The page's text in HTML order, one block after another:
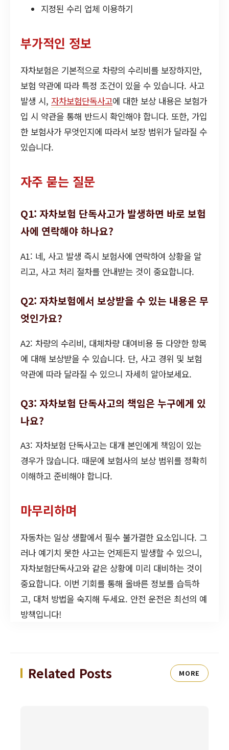
지정된 수리 업체 이용하기
부가적인 정보
자차보험은 기본적으로 차량의 수리비를 보장하지만,
보험 약관에 따라 특정 조건이 있을 수 있습니다. 사고
발생 시, 자차보험단독사고에 대한 보상 내용은 보험가
입 시 약관을 통해 반드시 확인해야 합니다. 또한, 가입
한 보험사가 무엇인지에 따라서 보장 범위가 달라질 수
있습니다.
자주 묻는 질문
Q1: 자차보험 단독사고가 발생하면 바로 보험
사에 연락해야 하나요?
A1: 네, 사고 발생 즉시 보험사에 연락하여 상황을 알
리고, 사고 처리 절차를 안내받는 것이 중요합니다.
Q2: 자차보험에서 보상받을 수 있는 내용은 무
엇인가요?
A2: 차량의 수리비, 대체차량 대여비용 등 다양한 항목
에 대해 보상받을 수 있습니다. 단, 사고 경위 및 보험
약관에 따라 달라질 수 있으니 자세히 알아보세요.
Q3: 자차보험 단독사고의 책임은 누구에게 있
나요?
A3: 자차보험 단독사고는 대개 본인에게 책임이 있는
경우가 많습니다. 때문에 보험사의 보상 범위를 정확히
이해하고 준비해야 합니다.
마무리하며
자동차는 일상 생활에서 필수 불가결한 요소입니다. 그
러나 예기치 못한 사고는 언제든지 발생할 수 있으니,
자차보험단독사고와 같은 상황에 미리 대비하는 것이
중요합니다. 이번 기회를 통해 올바른 정보를 습득하
고, 대처 방법을 숙지해 두세요. 안전 운전은 최선의 예
방책입니다!
Related Posts MORE